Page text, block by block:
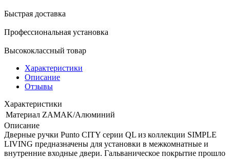
Быстрая доставка
Профессиональная установка
Высококлассный товар
Характеристики
Описание
Отзывы
Характеристики
Материал ZAMAK/Алюминий
Описание
Дверные ручки Punto CITY серии QL из коллекции SIMPLE
LIVING предназначены для установки в межкомнатные и
внутренние входные двери. Гальваническое покрытие прошло